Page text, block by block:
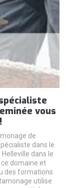
vous
de
dans le
dans le
domaine et
des formations
utilise